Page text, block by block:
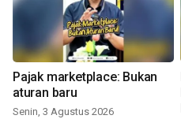
Pajak marketplace: Bukan
aturan baru
Senin, 3 Agustus 2026